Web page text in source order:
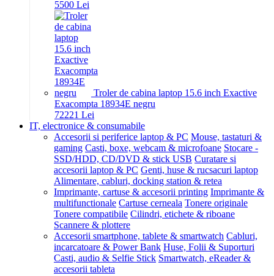
5500 Lei
Troler de cabina laptop 15.6 inch Exactive
Exacompta 18934E negru
72221 Lei
IT, electronice & consumabile
Accesorii si periferice laptop & PC Mouse, tastaturi &
gaming Casti, boxe, webcam & microfoane Stocare -
SSD/HDD, CD/DVD & stick USB Curatare si
accesorii laptop & PC Genti, huse & rucsacuri laptop
Alimentare, cabluri, docking station & retea
Imprimante, cartuse & accesorii printing Imprimante &
multifunctionale Cartuse cerneala Tonere originale
Tonere compatibile Cilindri, etichete & riboane
Scannere & plottere
Accesorii smartphone, tablete & smartwatch Cabluri,
incarcatoare & Power Bank Huse, Folii & Suporturi
Casti, audio & Selfie Stick Smartwatch, eReader &
accesorii tableta